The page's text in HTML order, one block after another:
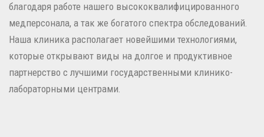
благодаря работе нашего высококвалифицированного
медперсонала, а так же богатого спектра обследований.
Наша клиника располагает новейшими технологиями,
которые открывают виды на долгое и продуктивное
партнерство с лучшими государственными клинико-
лабораторными центрами.